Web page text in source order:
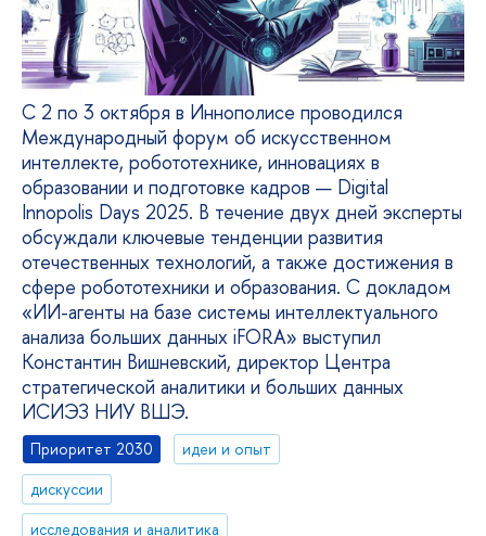
С 2 по 3 октября в Иннополисе проводился
Международный форум об искусственном
интеллекте, робототехнике, инновациях в
образовании и подготовке кадров — Digital
Innopolis Days 2025. В течение двух дней эксперты
обсуждали ключевые тенденции развития
отечественных технологий, а также достижения в
сфере робототехники и образования. С докладом
«ИИ-агенты на базе системы интеллектуального
анализа больших данных iFORA» выступил
Константин Вишневский, директор Центра
стратегической аналитики и больших данных
ИСИЭЗ НИУ ВШЭ.
Приоритет 2030
идеи и опыт
дискуссии
исследования и аналитика